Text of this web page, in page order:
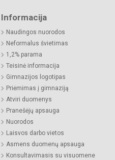
Informacija
Naudingos nuorodos
Neformalus švietimas
1,2% parama
Teisinė informacija
Gimnazijos logotipas
Priėmimas į gimnaziją
Atviri duomenys
Pranešėjų apsauga
Nuorodos
Laisvos darbo vietos
Asmens duomenų apsauga
Konsultavimasis su visuomene